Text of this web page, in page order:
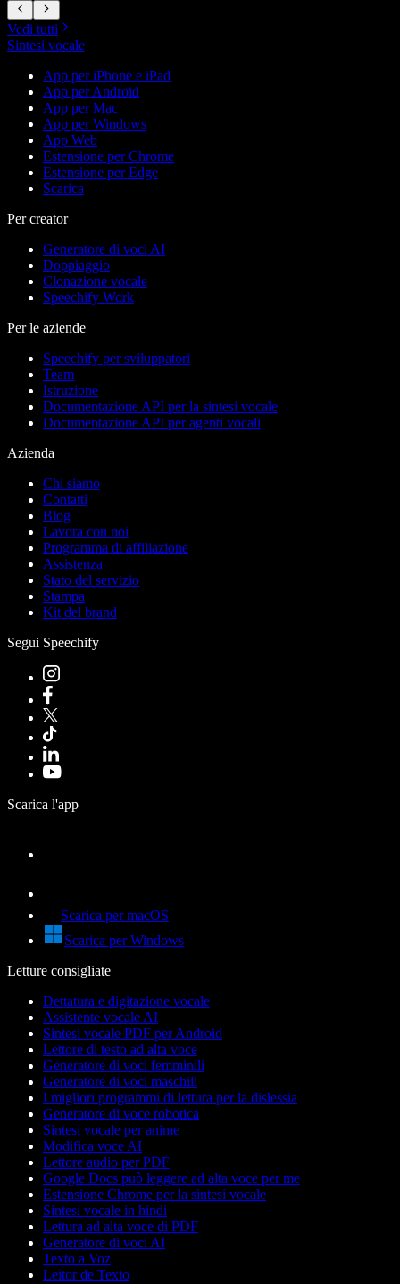
Vedi tutti
Sintesi vocale
App per iPhone e iPad
App per Android
App per Mac
App per Windows
App Web
Estensione per Chrome
Estensione per Edge
Scarica
Per creator
Generatore di voci AI
Doppiaggio
Clonazione vocale
Speechify Work
Per le aziende
Speechify per sviluppatori
Team
Istruzione
Documentazione API per la sintesi vocale
Documentazione API per agenti vocali
Azienda
Chi siamo
Contatti
Blog
Lavora con noi
Programma di affiliazione
Assistenza
Stato del servizio
Stampa
Kit del brand
Segui Speechify
Scarica l'app
Scarica per macOS
Scarica per Windows
Letture consigliate
Dettatura e digitazione vocale
Assistente vocale AI
Sintesi vocale PDF per Android
Lettore di testo ad alta voce
Generatore di voci femminili
Generatore di voci maschili
I migliori programmi di lettura per la dislessia
Generatore di voce robotica
Sintesi vocale per anime
Modifica voce AI
Lettore audio per PDF
Google Docs può leggere ad alta voce per me
Estensione Chrome per la sintesi vocale
Sintesi vocale in hindi
Lettura ad alta voce di PDF
Generatore di voci AI
Texto a Voz
Leitor de Texto